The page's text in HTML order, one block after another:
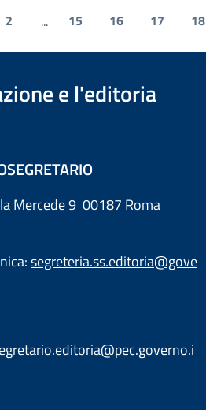
2 ... 15 16 17 18
e l'editoria
Mercede 9 00187 Roma
segreteria.ss.editoria@gove